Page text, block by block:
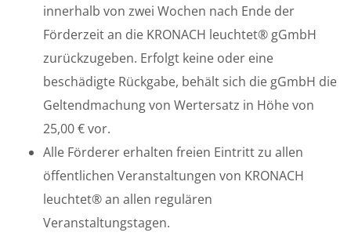
innerhalb von zwei Wochen nach Ende der
Förderzeit an die KRONACH leuchtet® gGmbH
zurückzugeben. Erfolgt keine oder eine
beschädigte Rückgabe, behält sich die gGmbH die
Geltendmachung von Wertersatz in Höhe von
25,00 € vor.
Alle Förderer erhalten freien Eintritt zu allen
öffentlichen Veranstaltungen von KRONACH
leuchtet® an allen regulären
Veranstaltungstagen.